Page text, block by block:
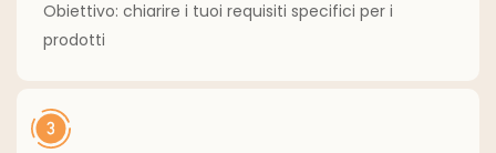
Obiettivo: chiarire i tuoi requisiti specifici per i
prodotti